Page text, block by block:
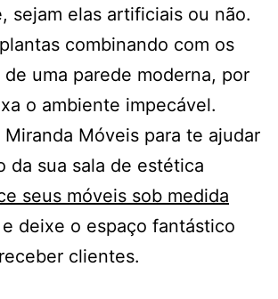
sejam elas artificiais ou não.
combinando com os
uma parede moderna, por
o ambiente impecável.
Móveis para te ajudar
da sua sala de estética
seus móveis sob medida
deixe o espaço fantástico
clientes.